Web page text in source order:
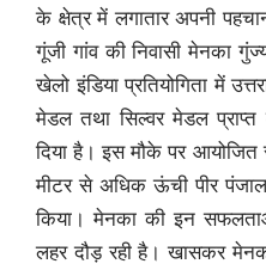
के क्षेत्र में लगातार अपनी
गूंजी गांव की निवासी मेनका
खेलो इंडिया प्रतियोगिता में
मेडल तथा सिल्वर मेडल
दिया है। इस मौके पर आयोजित
मीटर से अधिक ऊंची पीर
किया। मेनका की इन
लहर दौड़ रही है। खासकर